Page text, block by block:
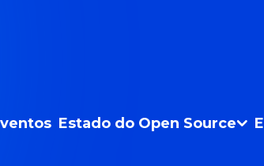
Estado do Open Source